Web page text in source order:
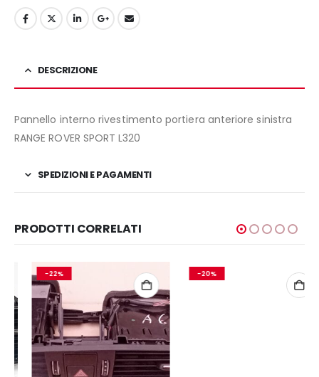
DESCRIZIONE
Pannello interno rivestimento portiera anteriore sinistra
RANGE ROVER SPORT L320
SPEDIZIONI E PAGAMENTI
PRODOTTI CORRELATI
-22% -20%